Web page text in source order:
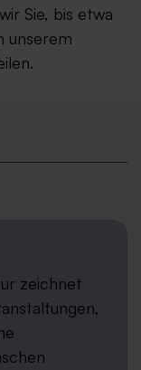
Sie, bis etwa
unserem
zeichnet